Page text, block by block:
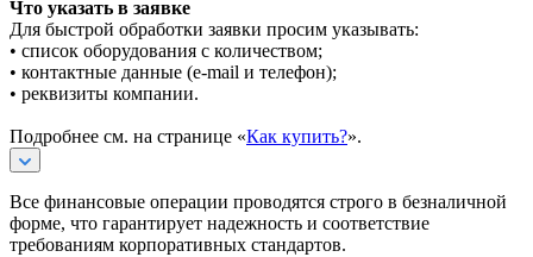
Что указать в заявке
Для быстрой обработки заявки просим указывать:
• список оборудования с количеством;
• контактные данные (e-mail и телефон);
• реквизиты компании.
Подробнее см. на странице «Как купить?».
Все финансовые операции проводятся строго в безналичной
форме, что гарантирует надежность и соответствие
требованиям корпоративных стандартов.